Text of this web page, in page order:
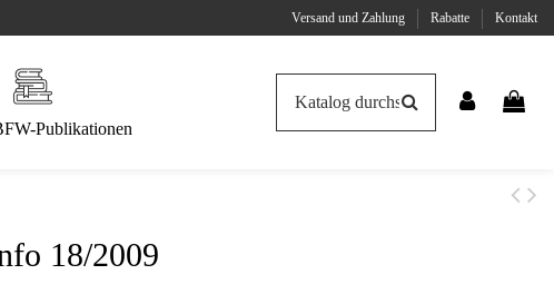
Versand und Zahlung Rabatte Kontakt
Publikationen
18/2009